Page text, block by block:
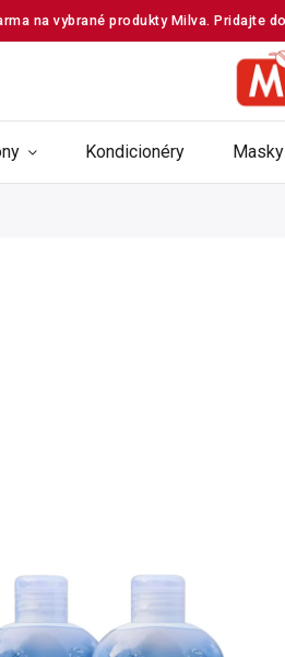
na vybrané produkty Milva. Pridajte
Kondicionéry